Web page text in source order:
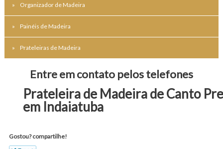
Organizador de Madeira
Painéis de Madeira
Prateleiras de Madeira
Entre em contato pelos telefones
Prateleira de Madeira de Canto
em Indaiatuba
Gostou? compartilhe!